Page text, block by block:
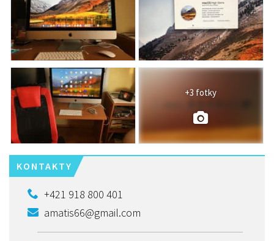
+3 fotky
KONTAKTY
+421 918 800 401
amatis66@gmail.com